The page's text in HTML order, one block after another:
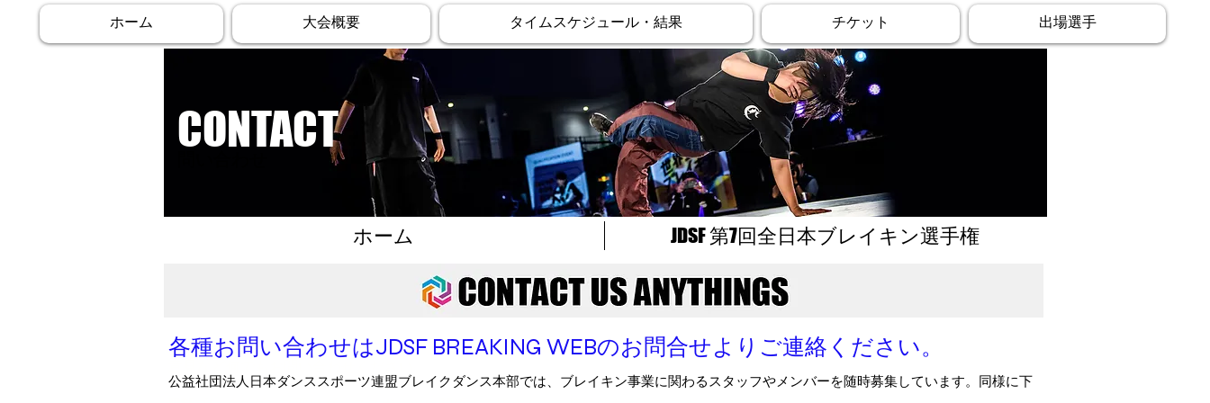
ホーム 大会概要 タイムスケジュール・結果 チケット 出場選手
CONTACT
ホーム JDSF 第7回全日本ブレイキン選手権
ブロック選手権や全日本ブレイキン選手権についてなど、JDSF ブレイクダンス部への質問やご
各種お問い合わせはJDSF BREAKING WEBのお問合せよりご連絡ください。
公益社団法人日本ダンススポーツ連盟ブレイクダンス本部では、ブレイキン事業に関わるスタッフやメンバーを随時募集しています。同様に下